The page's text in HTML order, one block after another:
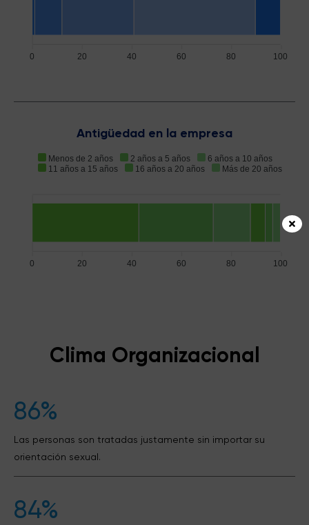
100
80
60
40
20
0
Antigüedad en la empresa
Menos de 2 años 2 años a 5 años
6 años a 10 años
11 años a 15 años
16 años a 20 años Más de 20 años
100
80
60
40
20
0
Clima Organizacional
86%
Las personas son tratadas justamente sin importar su
orientación sexual.
84%